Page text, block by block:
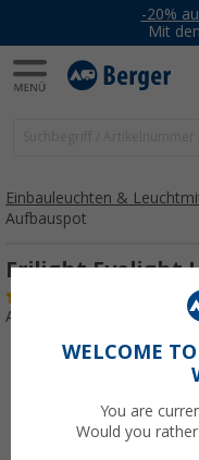
-20%
Mit
Einbauleuchten &
Aufbauspot
Frilight Eyelight
Art.-Nr.: 252730
WELCOME
You are
Would you